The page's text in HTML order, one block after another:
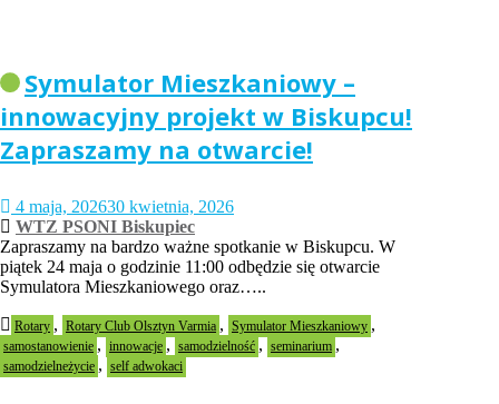
Symulator Mieszkaniowy –
innowacyjny projekt w Biskupcu!
Zapraszamy na otwarcie!
4 maja, 202630 kwietnia, 2026
WTZ PSONI Biskupiec
Zapraszamy na bardzo ważne spotkanie w Biskupcu. W
piątek 24 maja o godzinie 11:00 odbędzie się otwarcie
Symulatora Mieszkaniowego oraz…..
Rotary , Rotary Club Olsztyn Varmia , Symulator Mieszkaniowy ,
samostanowienie , innowacje , samodzielność , seminarium ,
samodzielneżycie , self adwokaci